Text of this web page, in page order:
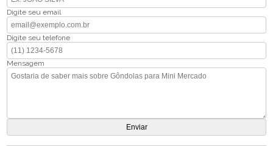
Digite seu email
Digite seu telefone
Mensagem